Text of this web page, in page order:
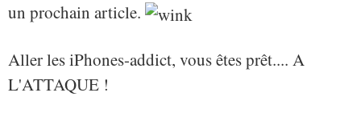
un prochain article.
Aller les iPhones-addict, vous êtes prêt.... A
L'ATTAQUE !